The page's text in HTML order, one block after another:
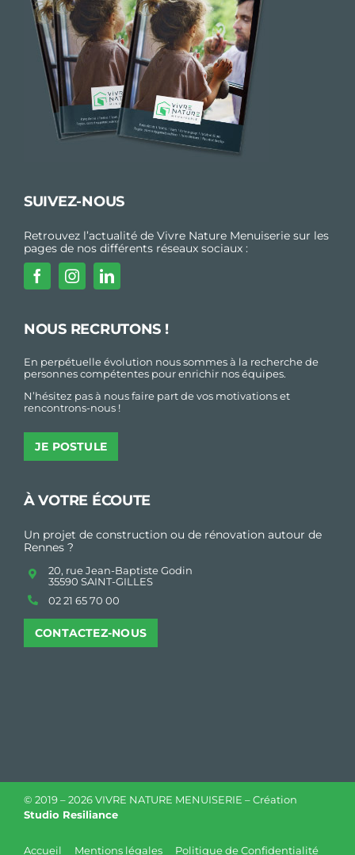
SUIVEZ-NOUS
Retrouvez l’actualité de Vivre Nature Menuiserie sur les
pages de nos différents réseaux sociaux :
NOUS RECRUTONS !
En perpétuelle évolution nous sommes à la recherche de
personnes compétentes pour enrichir nos équipes.
N’hésitez pas à nous faire part de vos motivations et
rencontrons-nous !
JE POSTULE
À VOTRE ÉCOUTE
Un projet de construction ou de rénovation autour de
Rennes ?
20, rue Jean-Baptiste Godin
35590 SAINT-GILLES
02 21 65 70 00
CONTACTEZ-NOUS
© 2019 –2026 VIVRE NATURE MENUISERIE – Création
Studio Resiliance
Accueil Mentions légales Politique de Confidentialité